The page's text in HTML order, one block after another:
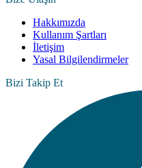
Hakkımızda
Kullanım Şartları
İletişim
Yasal Bilgilendirmeler
Bizi Takip Et